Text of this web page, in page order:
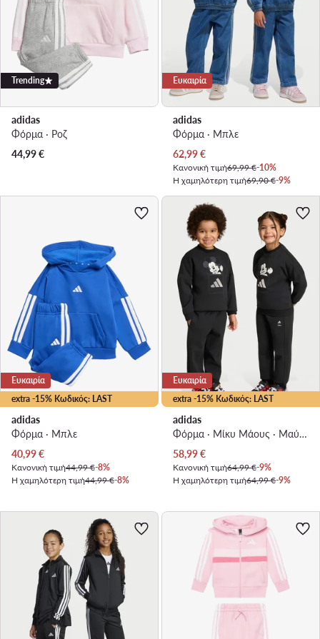
Trending
adidas
Φόρμα · Ροζ
44,99€
Ευκαιρία
adidas
Φόρμα · Μπλε
Τρέχουσα τιμή
62,99€
Κανονική τιμή69,99 €-10%
Η χαμηλότερη τιμή69,90 €-9%
extra -15% Κωδικός: LAST
Ευκαιρία
adidas
Φόρμα · Μπλε
Τρέχουσα τιμή
40,99€
Κανονική τιμή44,99 €-8%
Η χαμηλότερη τιμή44,99 €-8%
extra -15% Κωδικός: LAST
Ευκαιρία
adidas
Φόρμα · Μίκυ Μάους · Μαύρο
Τρέχουσα τιμή
58,99€
Κανονική τιμή64,99 €-9%
Η χαμηλότερη τιμή64,99 €-9%